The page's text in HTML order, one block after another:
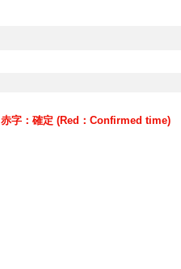
赤字：確定 (Red：Confirmed time)